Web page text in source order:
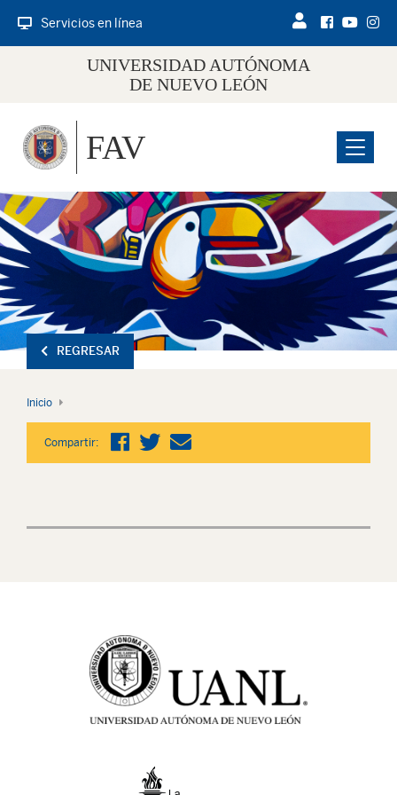
Servicios en línea
UNIVERSIDAD AUTÓNOMA
DE NUEVO LEÓN
Menu
FAV
REGRESAR
Inicio
Compartir: